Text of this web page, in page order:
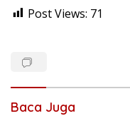
Post Views: 71
Baca Juga